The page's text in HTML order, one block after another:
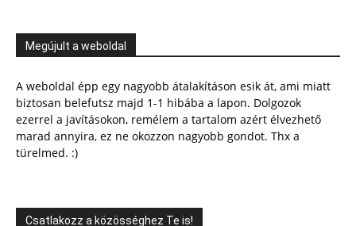
Megújult a weboldal
A weboldal épp egy nagyobb átalakításon esik át, ami miatt
biztosan belefutsz majd 1-1 hibába a lapon. Dolgozok
ezerrel a javításokon, remélem a tartalom azért élvezhető
marad annyira, ez ne okozzon nagyobb gondot. Thx a
türelmed. :)
Csatlakozz a közösséghez Te is!